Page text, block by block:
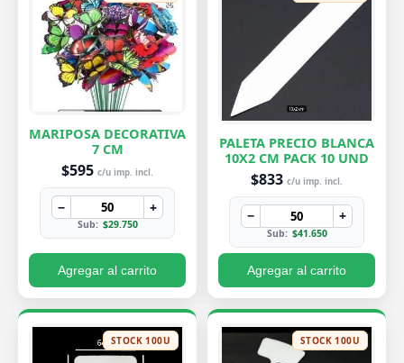
MARIPOSA DECORATIVA
7 CM
$595 c/u imp. incl.
− +
Sub: $29.750
Agregar al carrito
PALETA PRECIO BLANCA
10X2 CM PACK 10 UND
$833 c/u imp. incl.
− +
Sub: $41.650
Agregar al carrito
STOCK 100U STOCK 100U